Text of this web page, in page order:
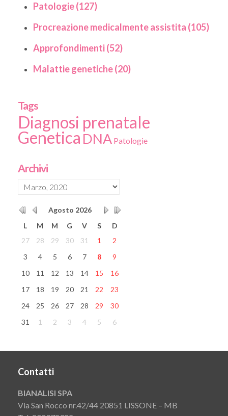
Patologie (127)
Procreazione medicalmente assistita (105)
Approfondimenti (52)
Malattie genetiche (20)
Tags
Diagnosi prenatale
Genetica DNA Patologie
Archivi
Agosto 2026
L
M M G V S
D
27
28 29 30 31 1
2
3
4 5 6 7 8
9
10
11 12 13 14 15
16
17
18 19 20 21 22
23
24
25 26 27 28 29
30
31
1 2 3 4 5 6
Contatti
BIANALISI SPA
Via San Rocco nr.42/44 20851 LISSONE – MB